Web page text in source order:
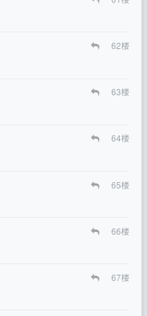
62楼
63楼
64楼
65楼
66楼
67楼